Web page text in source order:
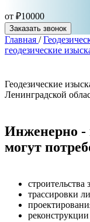
от ₽10000
Заказать звонок
Главная /
геодезические
Геодезические
Ленинградской
Инженерно -
могут
трассировки